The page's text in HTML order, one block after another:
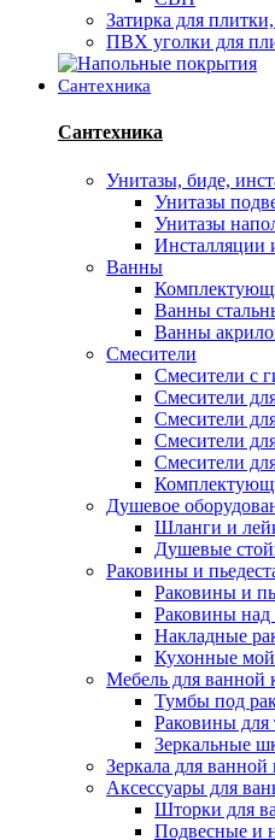
Затирка для
ПВХ уголки для
Сантехника
Сантехника
Унитазы, биде,
Унитазы
Унитазы
Инсталляции
Ванны
Ванны
Ванны
Смесители
Смесители с
Смесители
Смесители
Смесители
Смесители
Душевое
Шланги и
Душевые
Раковины и
Раковины и
Раковины
Накладные
Кухонные
Мебель для ванной
Тумбы под
Раковины для
Зеркальные
Зеркала для
Аксессуары для
Шторки для
Подвесные и